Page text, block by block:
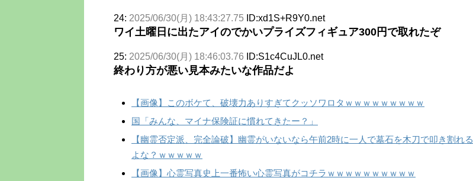
24: 2025/06/30(月) 18:43:27.75 ID:xd1S+R9Y0.net
ワイ土曜日に出たアイのでかいプライズフィギュア300円で取れたぞ
25: 2025/06/30(月) 18:46:03.76 ID:S1c4CuJL0.net
終わり方が悪い見本みたいな作品だよ
【画像】このボケて、破壊力ありすぎてクッソワロタｗｗｗｗｗｗｗｗｗ
国「みんな、マイナ保険証に慣れてきたー？」
【幽霊否定派、完全論破】幽霊がいないなら午前2時に一人で墓石を木刀で叩き割れる
よな？ｗｗｗｗｗ
【画像】心霊写真史上一番怖い心霊写真がコチラｗｗｗｗｗｗｗｗｗｗ